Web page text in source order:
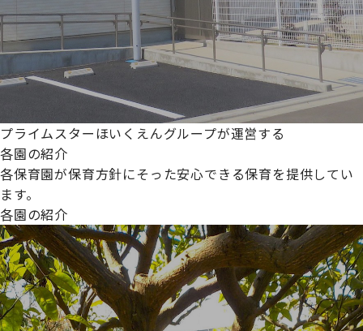
プライムスターほいくえんグループが運営する
各園の紹介
各保育園が保育方針にそった安心できる保育を提供してい
ます。
各園の紹介